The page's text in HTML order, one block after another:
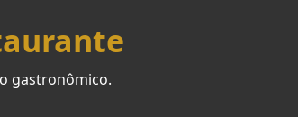
gastronômico.